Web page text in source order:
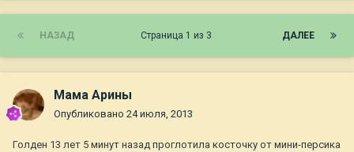
НАЗАД ДАЛЕЕ
Страница 1 из 3
Мама Арины
Опубликовано 24 июля, 2013
Голден 13 лет 5 минут назад проглотила косточку от мини-персика